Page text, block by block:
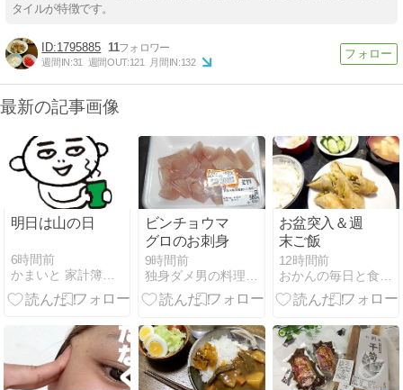
タイルが特徴です。
1795885 11
週間IN:31 週間OUT:121 月間IN:132
最新の記事画像
明日は山の日
6時間前
ビンチョウマ
グロのお刺身
9時間前
お盆突入＆週
末ご飯
12時間前